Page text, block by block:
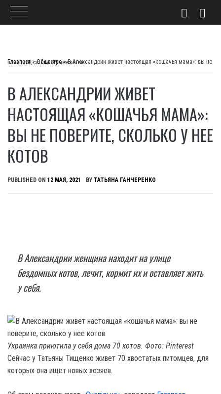
Главпост >Общество>
В Александрии живет настоящая «кошачья мама»: вы не поверите, сколько у нее котов
В АЛЕКСАНДРИИ ЖИВЕТ
НАСТОЯЩАЯ «КОШАЧЬЯ МАМА»:
ВЫ НЕ ПОВЕРИТЕ, СКОЛЬКО У НЕЕ
КОТОВ
PUBLISHED ON 12 МАЯ, 2021 BY ТАТЬЯНА ГАНЧЕРЕНКО
В Александрии женщина находит на улице
бездомных котов, лечит, кормит их и оставляет жить
у себя.
Украинка приютила у себя дома 70 котов. Фото: Pinterest
Сейчас у Татьяны Тищенко живет 70 хвостатых питомцев, для
которых она ищет новых хозяев.